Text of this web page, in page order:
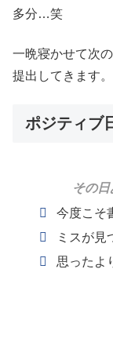
多分…笑
一晩寝かせて次
提出してきます。
ポジティブ
その
今度こそ
ミスが見
思ったよ